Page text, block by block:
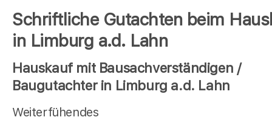
Schriftliche Gutachten beim
in Limburg a.d. Lahn
Hauskauf mit Bausachverständigen /
Baugutachter in Limburg a.d. Lahn
Weiterfühendes